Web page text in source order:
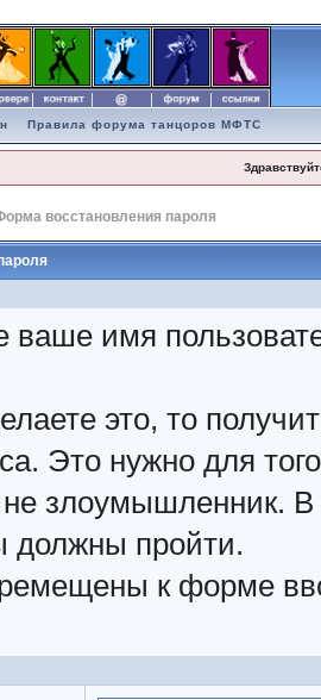
Правила форума танцоров МФТС
восстановления пароля
ваше имя
это, то
Это нужно для
злоумышленник. В
должны пройти.
к форме